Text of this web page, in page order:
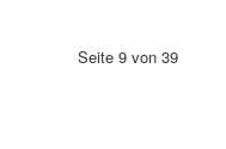
Seite 9 von 39